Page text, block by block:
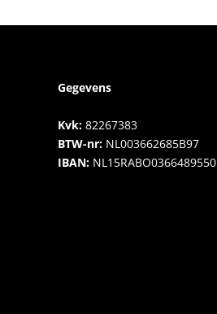
Gegevens
Kvk:82267383
BTW-nr:NL003662685B97
IBAN:NL15RABO0366489550